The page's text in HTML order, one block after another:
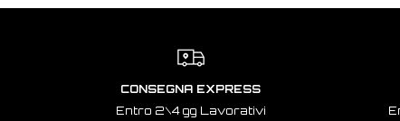
CONSEGNA EXPRESS
Entro 2\4 gg Lavorativi